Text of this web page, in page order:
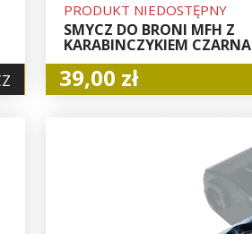
PRODUKT NIEDOSTĘPNY
SMYCZ DO BRONI MFH Z
KARABINCZYKIEM CZARNA
39,00 zł